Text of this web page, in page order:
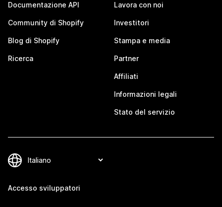
Documentazione API
Community di Shopify
Blog di Shopify
Ricerca
Lavora con noi
Investitori
Stampa e media
Partner
Affiliati
Informazioni legali
Stato del servizio
Accesso sviluppatori